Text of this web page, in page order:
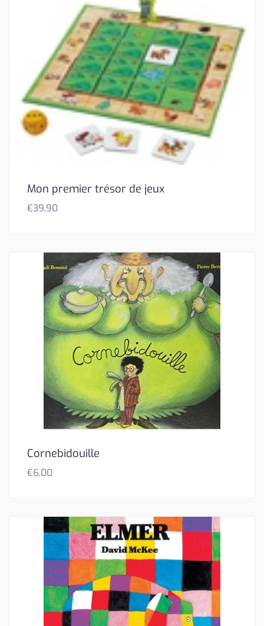
Mon premier trésor de jeux
€39,90
Cornebidouille
€6,00